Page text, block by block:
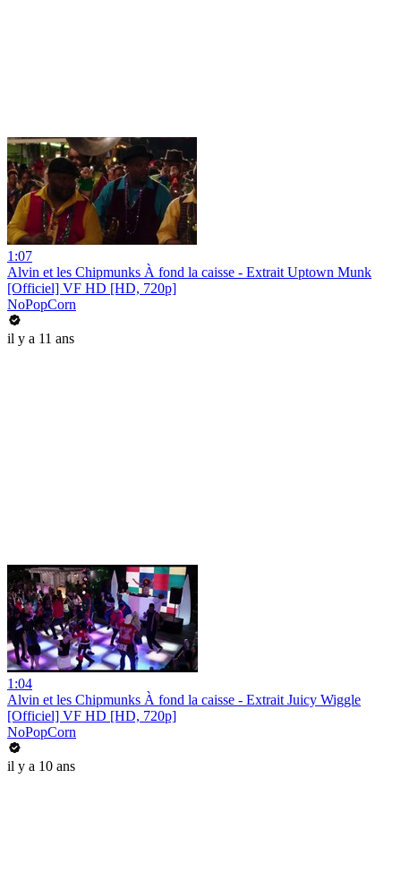
1:07
Alvin et les Chipmunks À fond la caisse - Extrait Uptown Munk
[Officiel] VF HD [HD, 720p]
NoPopCorn
il y a 11 ans
1:04
Alvin et les Chipmunks À fond la caisse - Extrait Juicy Wiggle
[Officiel] VF HD [HD, 720p]
NoPopCorn
il y a 10 ans